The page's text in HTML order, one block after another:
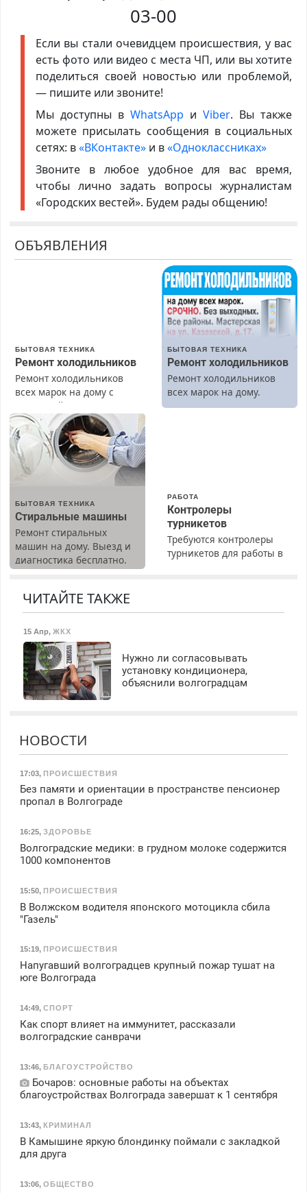
03-00
Если вы стали очевидцем происшествия, у вас
есть фото или видео с места ЧП, или вы хотите
поделиться своей новостью или проблемой,
— пишите или звоните!
Мы доступны в WhatsApp иViber. Вы также
можете присылать сообщения в социальных
сетях: в«ВКонтакте»и в«Одноклассниках»
Звоните в любое удобное для вас время,
чтобы лично задать вопросы журналистам
«Городских вестей». Будем рады общению!
ОБЪЯВЛЕНИЯ
БЫТОВАЯ ТЕХНИКА
Ремонт холодильников
Ремонт холодильников
всех марок на дому с
гарантией. Замена
резины. Качественно.
Недорого. Без выходных.
Все районы. Скидка.
Вызов бесплатный.
БЫТОВАЯ ТЕХНИКА
Ремонт холодильников
Ремонт холодильников
всех марок на дому.
БЫТОВАЯ ТЕХНИКА
Стиральные машины
Ремонт стиральных
машин на дому. Выезд и
диагностика бесплатно.
РАБОТА
Контролеры
турникетов
Требуются контролеры
турникетов для работы в
Ежемесячно
выплачивается денежная
премия. Возможно
безопасности с з/п до
ЧИТАЙТЕ ТАКЖЕ
15 Апр, ЖКХ
Нужно ли согласовывать
установку кондиционера,
объяснили волгоградцам
НОВОСТИ
17:03, ПРОИСШЕСТВИЯ
Без памяти и ориентации в пространстве пенсионер
пропал в Волгограде
16:25, ЗДОРОВЬЕ
Волгоградские медики: в грудном молоке содержится
1000 компонентов
15:50, ПРОИСШЕСТВИЯ
В Волжском водителя японского мотоцикла сбила
"Газель"
15:19, ПРОИСШЕСТВИЯ
Напугавший волгоградцев крупный пожар тушат на
юге Волгограда
14:49, СПОРТ
Как спорт влияет на иммунитет, рассказали
волгоградские санврачи
13:46, БЛАГОУСТРОЙСТВО
Бочаров: основные работы на объектах
благоустройствах Волгограда завершат к 1 сентября
13:43, КРИМИНАЛ
В Камышине яркую блондинку поймали с закладкой
для друга
13:06, ОБЩЕСТВО